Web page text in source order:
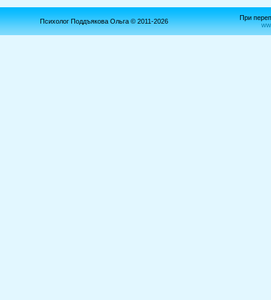
Психолог Поддъякова Ольга © 2011-2026
При